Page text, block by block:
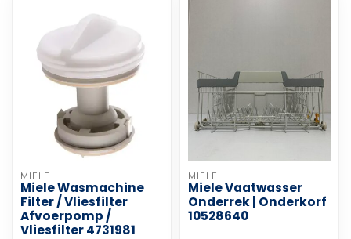
MIELE
Miele Wasmachine
Filter / Vliesfilter
Afvoerpomp /
Vliesfilter 4731981
MIELE
Miele Vaatwasser
Onderrek | Onderkorf
10528640